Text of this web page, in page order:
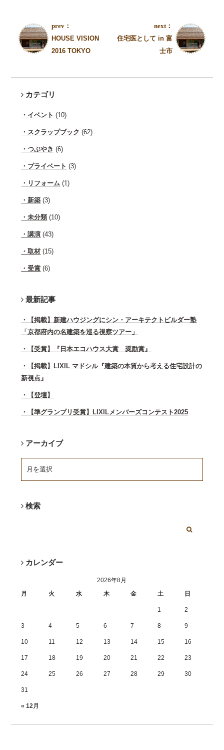
prev：
HOUSE VISION
2016 TOKYO
next：
住宅医として in 富
士市
カテゴリ
イベント (10)
スクラップブック (62)
つぶやき (6)
プライベート (3)
リフォーム (1)
新築 (3)
未分類 (10)
講演 (43)
取材 (15)
受賞 (6)
最新記事
【掲載】新建ハウジングにシン・アーキテクトビルダー塾
「京都府内の名建築を巡る視察ツアー」
【受賞】『日本エコハウス大賞 奨励賞』
【掲載】LIXIL マドシル『建築の本質から考える住宅設計の
新視点』
【登壇】
【準グランプリ受賞】LIXILメンバーズコンテスト2025
アーカイブ
検索
カレンダー
2026年8月
月 火 水 木 金 土 日
« 12月
1 2
3 4 5 6 7 8 9
10 11 12 13 14 15 16
17 18 19 20 21 22 23
24 25 26 27 28 29 30
31